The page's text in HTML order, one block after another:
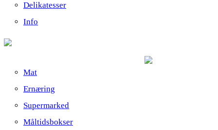
Delikatesser
Info
Mat
Ernæring
Supermarked
Måltidsbokser